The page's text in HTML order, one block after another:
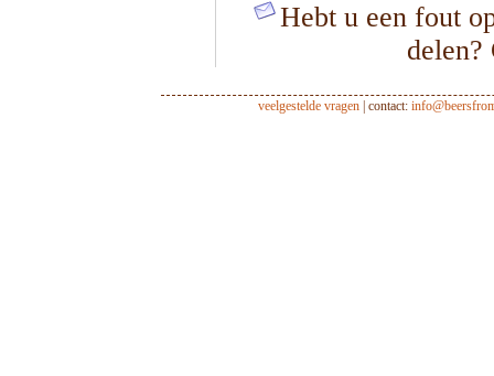
Hebt u een fout
veelgestelde vragen| contact: